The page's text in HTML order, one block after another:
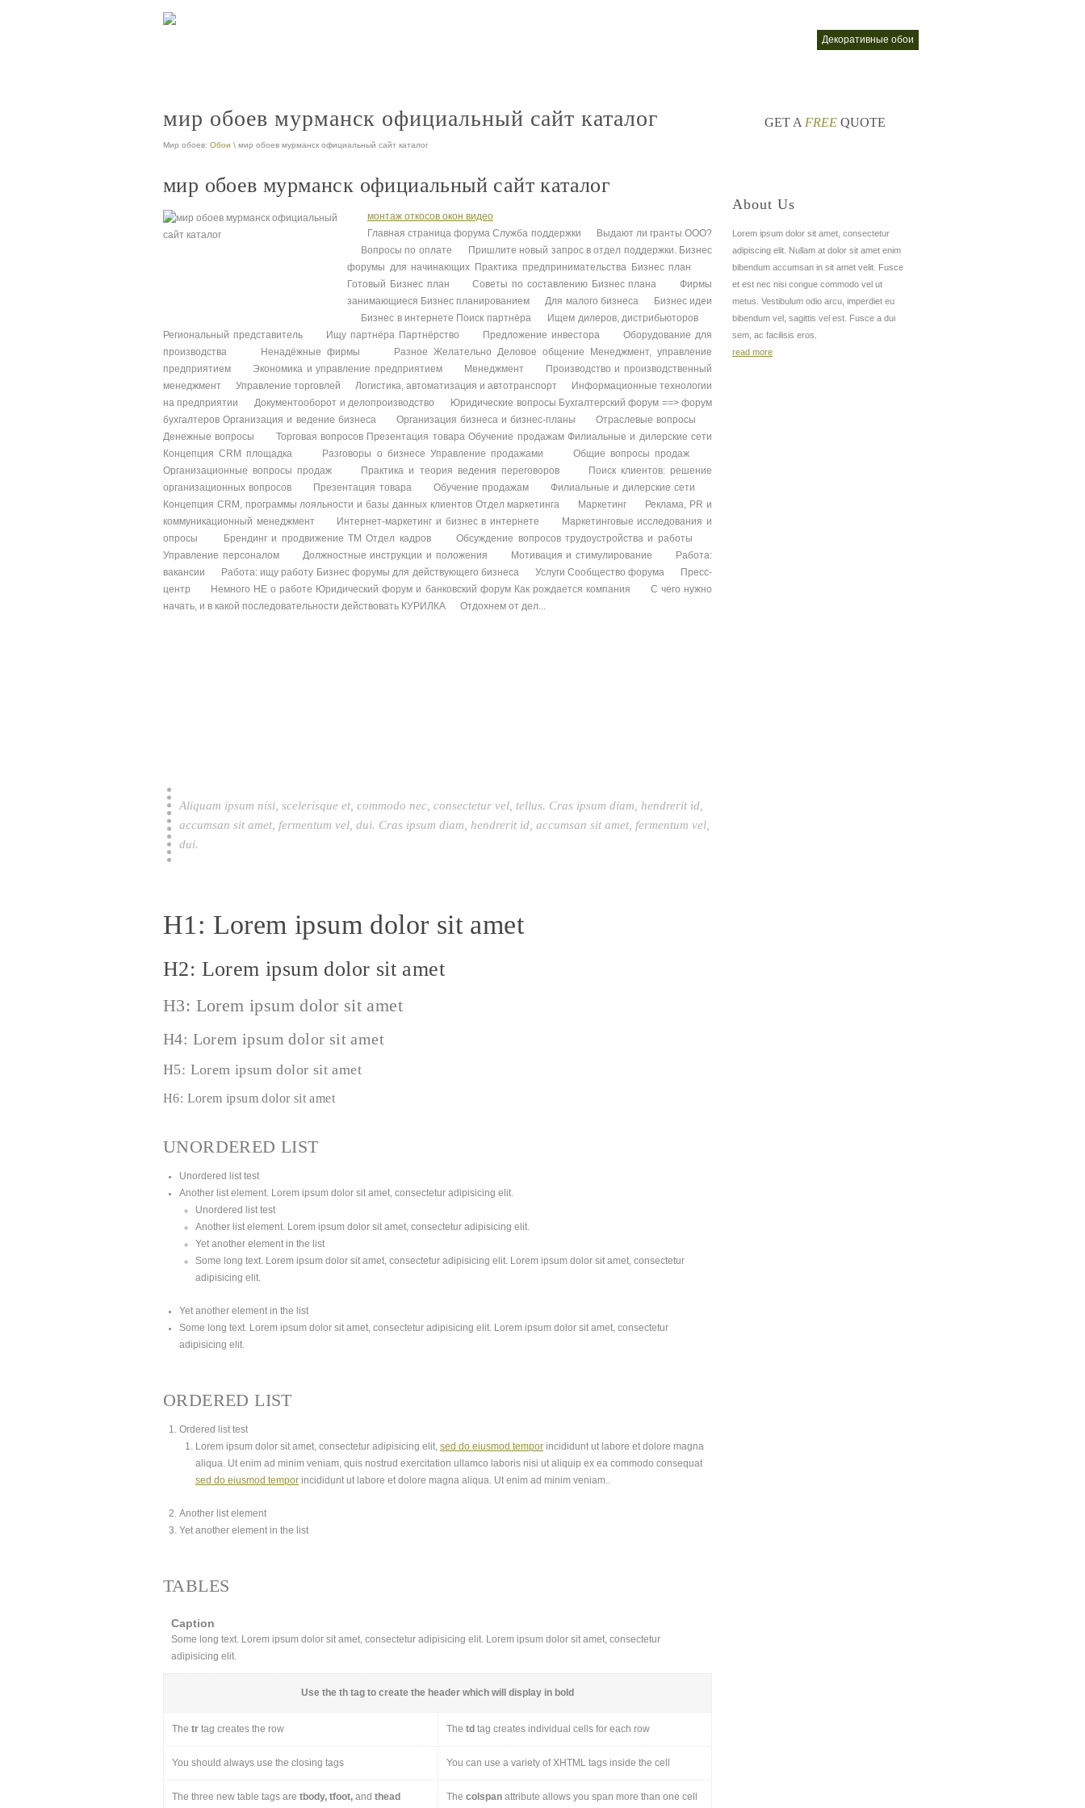
декоративные обои
мир обоев мурманск официальный сайт каталог
Мир обоев: Обои \ мир обоев мурманск официальный сайт каталог
GET A FREE QUOTE
мир обоев мурманск официальный сайт каталог
монтаж откосов окон видео
Главная страница форума Служба поддержки Выдают ли гранты ООО?
Вопросы по оплате Пришлите новый запрос в отдел поддержки. Бизнес
форумы для начинающих Практика предпринимательства Бизнес план
Готовый Бизнес план Советы по составлению Бизнес плана Фирмы
занимающиеся Бизнес планированием Для малого бизнеса Бизнес идеи
Бизнес в интернете Поиск партнёра Ищем дилеров, дистрибьюторов
Региональный представитель Ищу партнёра Партнёрство Предложение инвестора Оборудование для
производства Ненадёжные фирмы Разное Желательно Деловое общение Менеджмент, управление
предприятием Экономика и управление предприятием Менеджмент Производство и производственный
менеджмент Управление торговлей Логистика, автоматизация и автотранспорт Информационные технологии
на предприятии Документооборот и делопроизводство Юридические вопросы Бухгалтерский форум ==> форум
бухгалтеров Организация и ведение бизнеса Организация бизнеса и бизнес-планы Отраслевые вопросы
Денежные вопросы Торговая вопросов Презентация товара Обучение продажам Филиальные и дилерские сети
Концепция CRM площадка Разговоры о бизнесе Управление продажами Общие вопросы продаж
Организационные вопросы продаж Практика и теория ведения переговоров Поиск клиентов: решение
организационных вопросов Презентация товара Обучение продажам Филиальные и дилерские сети
Концепция CRM, программы лояльности и базы данных клиентов Отдел маркетинга Маркетинг Реклама, PR и
коммуникационный менеджмент Интернет-маркетинг и бизнес в интернете Маркетинговые исследования и
опросы Брендинг и продвижение ТМ Отдел кадров Обсуждение вопросов трудоустройства и работы
Управление персоналом Должностные инструкции и положения Мотивация и стимулирование Работа:
вакансии Работа: ищу работу Бизнес форумы для действующего бизнеса Услуги Сообщество форума Пресс-
центр Немного НЕ о работе Юридический форум и банковский форум Как рождается компания С чего нужно
начать, и в какой последовательности действовать КУРИЛКА Отдохнем от дел...
Aliquam ipsum nisi, scelerisque et, commodo nec, consectetur vel, tellus. Cras ipsum diam, hendrerit id,
accumsan sit amet, fermentum vel, dui. Cras ipsum diam, hendrerit id, accumsan sit amet, fermentum vel,
dui.
H1: Lorem ipsum dolor sit amet
H2: Lorem ipsum dolor sit amet
H3: Lorem ipsum dolor sit amet
H4: Lorem ipsum dolor sit amet
H5: Lorem ipsum dolor sit amet
H6: Lorem ipsum dolor sit amet
UNORDERED LIST
Unordered list test
Another list element. Lorem ipsum dolor sit amet, consectetur adipisicing elit.
Unordered list test
Another list element. Lorem ipsum dolor sit amet, consectetur adipisicing elit.
Yet another element in the list
Some long text. Lorem ipsum dolor sit amet, consectetur adipisicing elit. Lorem ipsum dolor sit amet, consectetur
adipisicing elit.
Yet another element in the list
Some long text. Lorem ipsum dolor sit amet, consectetur adipisicing elit. Lorem ipsum dolor sit amet, consectetur
adipisicing elit.
ORDERED LIST
Ordered list test
Lorem ipsum dolor sit amet, consectetur adipisicing elit, sed do eiusmod tempor incididunt ut labore et dolore magna
aliqua. Ut enim ad minim veniam, quis nostrud exercitation ullamco laboris nisi ut aliquip ex ea commodo consequat
sed do eiusmod tempor incididunt ut labore et dolore magna aliqua. Ut enim ad minim veniam..
Another list element
Yet another element in the list
TABLES
Caption
Some long text. Lorem ipsum dolor sit amet, consectetur adipisicing elit. Lorem ipsum dolor sit amet, consectetur
adipisicing elit.
Use the th tag to create the header which will display in bold
The tr tag creates the row The td tag creates individual cells for each row
You should always use the closing tags You can use a variety of XHTML tags inside the cell
The three new table tags are tbody, tfoot, and thead The colspan attribute allows you span more than one cell
About Us
Lorem ipsum dolor sit amet, consectetur
adipiscing elit. Nullam at dolor sit amet enim
bibendum accumsan in sit amet velit. Fusce
et est nec nisi congue commodo vel ut
metus. Vestibulum odio arcu, imperdiet eu
bibendum vel, sagittis vel est. Fusce a dui
sem, ac facilisis eros.
read more